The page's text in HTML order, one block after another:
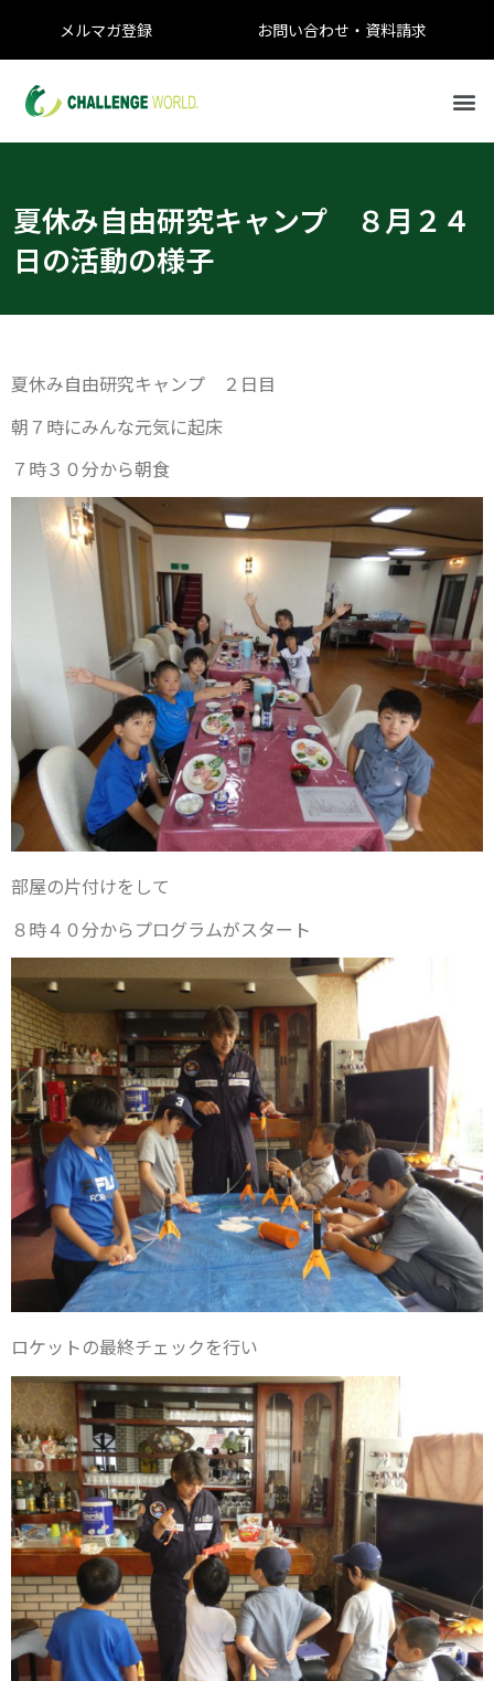
メルマガ登録 お問い合わせ・資料請求
夏休み自由研究キャンプ ８月２４
日の活動の様子
夏休み自由研究キャンプ ２日目
朝７時にみんな元気に起床
７時３０分から朝食
部屋の片付けをして
８時４０分からプログラムがスタート
ロケットの最終チェックを行い